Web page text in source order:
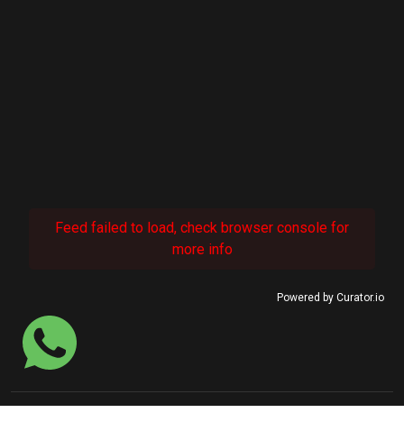
Feed failed to load, check browser console for
more info
Powered by Curator.io